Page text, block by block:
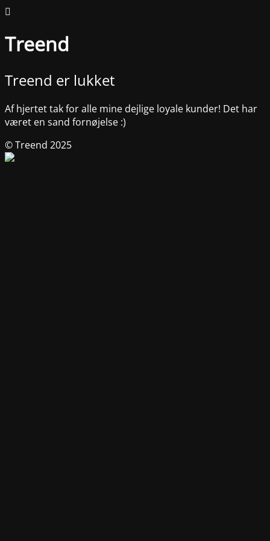
Treend
Treend er lukket
Af hjertet tak for alle mine dejlige loyale kunder! Det har
været en sand fornøjelse :)
© Treend 2025